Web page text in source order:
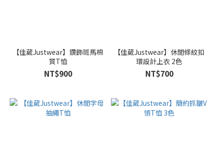
【佳葳Justwear】鑽飾斑馬棉
質T恤
NT$900
【佳葳Justwear】休閒條紋扣
環設計上衣 2色
NT$700